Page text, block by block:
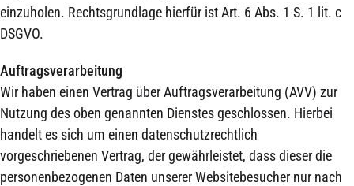
einzuholen. Rechtsgrundlage hierfür ist Art. 6 Abs. 1 S. 1 lit. c
DSGVO.
Auftragsverarbeitung
Wir haben einen Vertrag über Auftragsverarbeitung (AVV) zur
Nutzung des oben genannten Dienstes geschlossen. Hierbei
handelt es sich um einen datenschutzrechtlich
vorgeschriebenen Vertrag, der gewährleistet, dass dieser die
personenbezogenen Daten unserer Websitebesucher nur nach